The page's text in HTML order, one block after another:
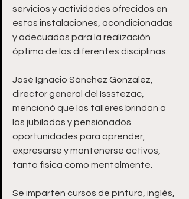
servicios y actividades ofrecidos en
estas instalaciones, acondicionadas
y adecuadas para la realización
óptima de las diferentes disciplinas.
José Ignacio Sánchez González,
director general del Issstezac,
mencionó que los talleres brindan a
los jubilados y pensionados
oportunidades para aprender,
expresarse y mantenerse activos,
tanto física como mentalmente.
Se imparten cursos de pintura, inglés,